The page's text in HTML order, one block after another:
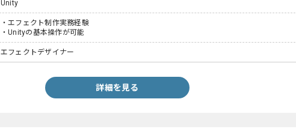
Unity
・エフェクト制作実務経験
・Unityの基本操作が可能
エフェクトデザイナー
詳細を見る